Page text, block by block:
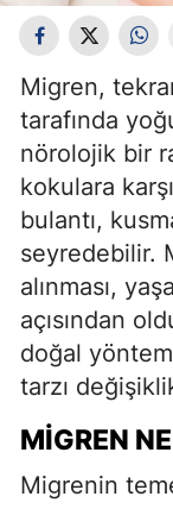
Migren,
tarafında
nörolojik bir
kokulara
bulantı,
seyredebilir.
alınması,
açısından
doğal
tarzı
MIGREN
Migrenin